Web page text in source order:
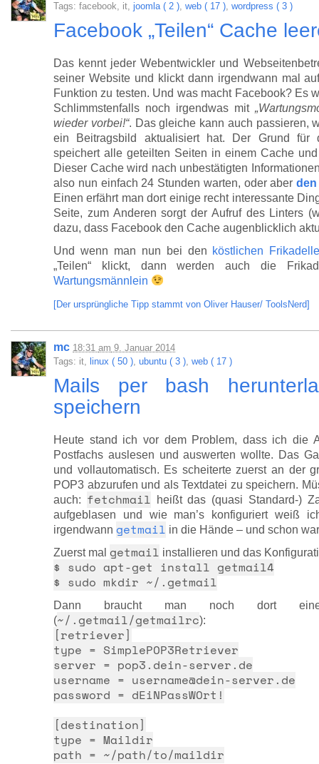
Tags: facebook, it, joomla ( 2 ), web ( 17 ), wordpress ( 3 )
Facebook „Teilen“ Cache
Das kennt jeder Webentwickler und
seiner Website und klickt dann irgendwann mal
Funktion zu testen. Und was macht Facebook? Es
Schlimmstenfalls noch irgendwas mit
wieder vorbei!“. Das gleiche kann auch passieren,
ein Beitragsbild aktualisiert hat. Der Grund für
speichert alle geteilten Seiten in einem Cache
Dieser Cache wird nach unbestätigten
also nun einfach 24 Stunden warten, oder aber
Einen erfährt man dort einige recht interessante
Seite, zum Anderen sorgt der Aufruf des Linters
dazu, dass Facebook den Cache augenblicklich
Und wenn man nun bei den köstlichen
„Teilen“ klickt, dann werden auch die
Wartungsmännlein
[Der ursprüngliche Tipp stammt von Oliver Hauser/ ToolsNerd]
mc 18:31 am 9. Januar 2014
Tags: it,
linux ( 50 ) ubuntu ( 3 ) web ( 17 )
Mails per bash
speichern
Heute stand ich vor dem Problem, dass ich die
Postfachs auslesen und auswerten wollte. Das
und vollautomatisch. Es scheiterte zuerst an der
POP3 abzurufen und als Textdatei zu speichern.
auch: fetchmail heißt das (quasi Standard-)
aufgeblasen und wie man’s konfiguriert weiß
irgendwann getmail in die Hände – und schon
Zuerst mal getmail installieren und das
$ sudo apt-get install getmail4
$ sudo mkdir ~/.getmail
Dann braucht man noch dort eine
(~/.getmail/getmailrc):
[retriever]
type = SimplePOP3Retriever
server = pop3.dein-server.de
username = username@dein-server.de
password = dEiNPassWOrt!
[destination]
type = Maildir
path = ~/path/to/maildir